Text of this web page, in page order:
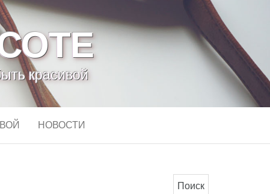
красивой
НОВОСТИ